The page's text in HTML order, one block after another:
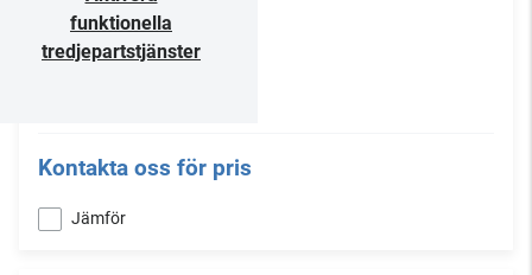
funktionella
tredjepartstjänster
Kontakta oss för pris
Jämför